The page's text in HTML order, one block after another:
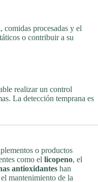
procesadas y el
o contribuir a su
realizar un control
La detección temprana es
o productos
como el licopeno, el
antioxidantes han
mantenimiento de la